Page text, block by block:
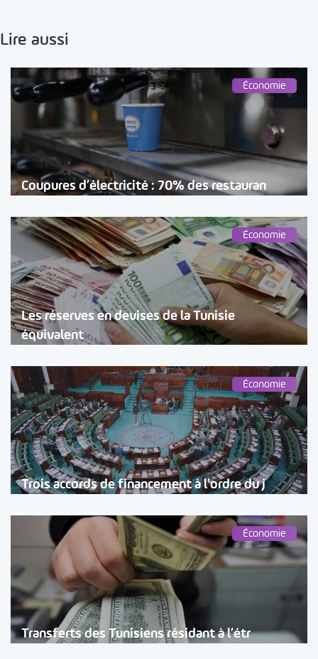
Lire aussi
Économie
Coupures d’électricité : 70% des restauran
Économie
Les réserves en devises de la Tunisie
équivalent
Économie
Trois accords de financement à l’ordre du j
Économie
Transferts des Tunisiens résidant à l’étr